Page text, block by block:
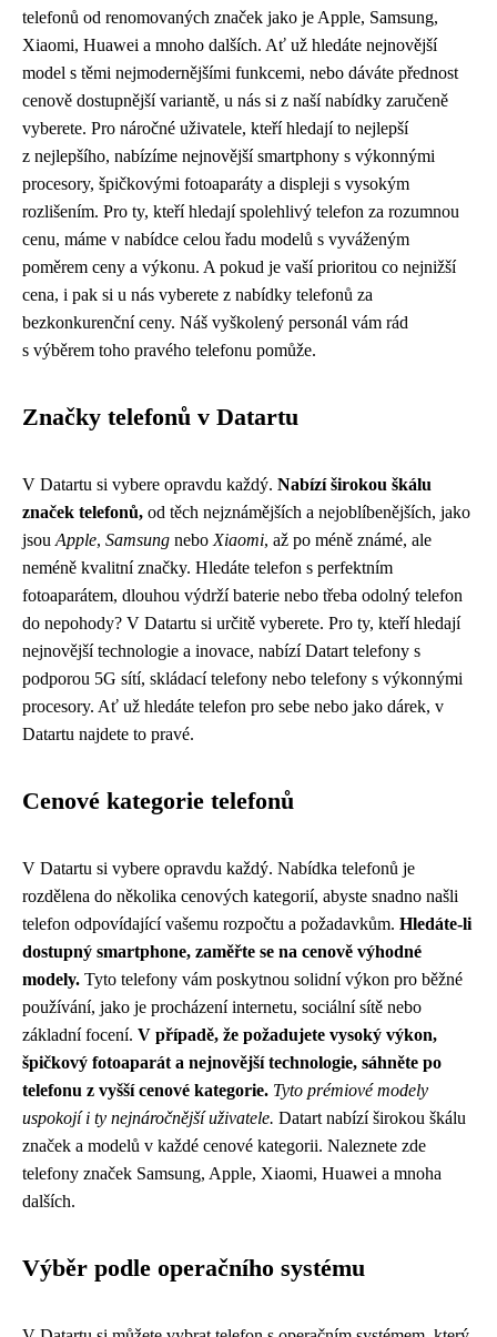
telefonů od renomovaných značek jako je Apple, Samsung,
Xiaomi, Huawei a mnoho dalších. Ať už hledáte nejnovější
model s těmi nejmodernějšími funkcemi, nebo dáváte přednost
cenově dostupnější variantě, u nás si z naší nabídky zaručeně
vyberete. Pro náročné uživatele, kteří hledají to nejlepší
z nejlepšího, nabízíme nejnovější smartphony s výkonnými
procesory, špičkovými fotoaparáty a displeji s vysokým
rozlišením. Pro ty, kteří hledají spolehlivý telefon za rozumnou
cenu, máme v nabídce celou řadu modelů s vyváženým
poměrem ceny a výkonu. A pokud je vaší prioritou co nejnižší
cena, i pak si u nás vyberete z nabídky telefonů za
bezkonkurenční ceny. Náš vyškolený personál vám rád
s výběrem toho pravého telefonu pomůže.
Značky telefonů v Datartu
V Datartu si vybere opravdu každý. Nabízí širokou škálu
značek telefonů, od těch nejznámějších a nejoblíbenějších, jako
jsou Apple, Samsung nebo Xiaomi, až po méně známé, ale
neméně kvalitní značky. Hledáte telefon s perfektním
fotoaparátem, dlouhou výdrží baterie nebo třeba odolný telefon
do nepohody? V Datartu si určitě vyberete. Pro ty, kteří hledají
nejnovější technologie a inovace, nabízí Datart telefony s
podporou 5G sítí, skládací telefony nebo telefony s výkonnými
procesory. Ať už hledáte telefon pro sebe nebo jako dárek, v
Datartu najdete to pravé.
Cenové kategorie telefonů
V Datartu si vybere opravdu každý. Nabídka telefonů je
rozdělena do několika cenových kategorií, abyste snadno našli
telefon odpovídající vašemu rozpočtu a požadavkům. Hledáte-li
dostupný smartphone, zaměřte se na cenově výhodné
modely. Tyto telefony vám poskytnou solidní výkon pro běžné
používání, jako je procházení internetu, sociální sítě nebo
základní focení. V případě, že požadujete vysoký výkon,
špičkový fotoaparát a nejnovější technologie, sáhněte po
telefonu z vyšší cenové kategorie. Tyto prémiové modely
uspokojí i ty nejnáročnější uživatele. Datart nabízí širokou škálu
značek a modelů v každé cenové kategorii. Naleznete zde
telefony značek Samsung, Apple, Xiaomi, Huawei a mnoha
dalších.
Výběr podle operačního systému